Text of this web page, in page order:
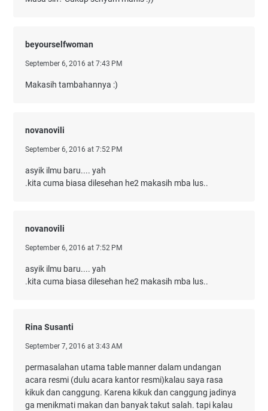
beyourselfwoman
September 6, 2016 at 7:43 PM
Makasih tambahannya :)
novanovili
September 6, 2016 at 7:52 PM
asyik ilmu baru.... yah
.kita cuma biasa dilesehan he2 makasih mba lus..
novanovili
September 6, 2016 at 7:52 PM
asyik ilmu baru.... yah
.kita cuma biasa dilesehan he2 makasih mba lus..
Rina Susanti
September 7, 2016 at 3:43 AM
permasalahan utama table manner dalam undangan
acara resmi (dulu acara kantor resmi)kalau saya rasa
kikuk dan canggung. Karena kikuk dan canggung jadinya
ga menikmati makan dan banyak takut salah. tapi kalau